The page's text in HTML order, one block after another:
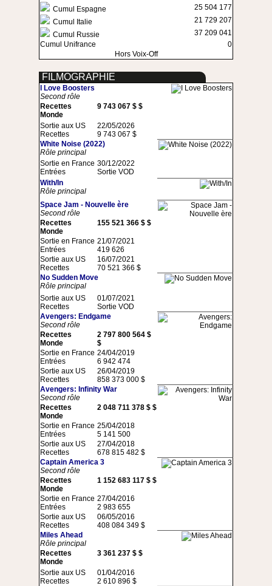
Cumul Espagne
25 504 177
Cumul Italie
21 729 207
Cumul Russie
37 209 041
Cumul Unifrance
0
Hors Voix-Off
FILMOGRAPHIE
I Love Boosters
Second rôle
Recettes
Monde
9 743 067 $ $
Sortie aux US
Recettes
22/05/2026
9 743 067 $
White Noise (2022)
Rôle principal
Sortie en France
Entrées
30/12/2022
Sortie VOD
With/In
Rôle principal
Space Jam - Nouvelle ère
Second rôle
Recettes
Monde
155 521 366 $ $
Sortie en France
Entrées
21/07/2021
419 626
Sortie aux US
Recettes
16/07/2021
70 521 366 $
No Sudden Move
Rôle principal
Sortie aux US
Recettes
01/07/2021
Sortie VOD
Avengers: Endgame
Second rôle
Recettes
Monde
2 797 800 564 $
$
Sortie en France
Entrées
24/04/2019
6 942 474
Sortie aux US
Recettes
26/04/2019
858 373 000 $
Avengers: Infinity War
Second rôle
Recettes
Monde
2 048 711 378 $ $
Sortie en France
Entrées
25/04/2018
5 141 500
Sortie aux US
Recettes
27/04/2018
678 815 482 $
Captain America 3
Second rôle
Recettes
Monde
1 152 683 117 $ $
Sortie en France
Entrées
27/04/2016
2 983 655
Sortie aux US
Recettes
06/05/2016
408 084 349 $
Miles Ahead
Rôle principal
Recettes
Monde
3 361 237 $ $
Sortie aux US
Recettes
01/04/2016
2 610 896 $